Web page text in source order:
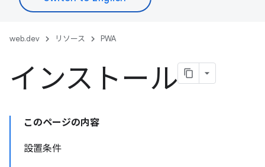
web.dev リソース PWA
インストール
このページの内容
設置条件